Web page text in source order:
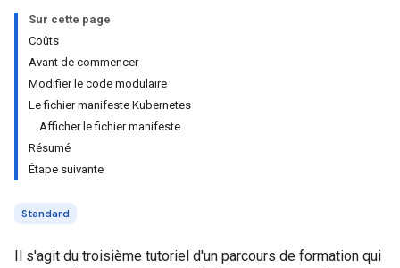
Sur cette page
Coûts
Avant de commencer
Modifier le code modulaire
Le fichier manifeste Kubernetes
Afficher le fichier manifeste
Résumé
Étape suivante
Standard
Il s'agit du troisième tutoriel d'un parcours de formation qui